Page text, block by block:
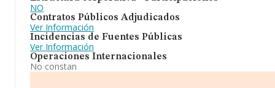
NO
Contratos Públicos Adjudicados
Ver Información
Incidencias de Fuentes Públicas
Ver Información
Operaciones Internacionales
No constan